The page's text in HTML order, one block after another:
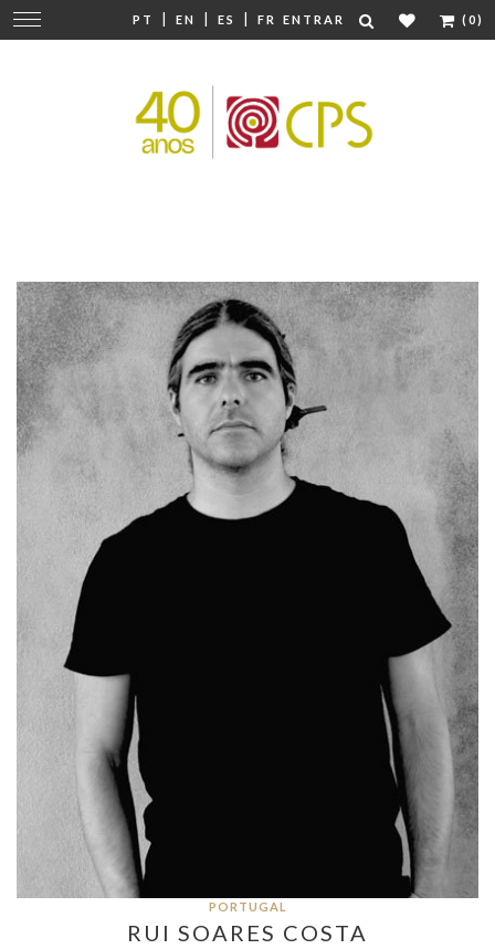
PT | EN | ES | FR ENTRAR (0)
Mudar
navegação
PORTUGAL
RUI SOARES COSTA